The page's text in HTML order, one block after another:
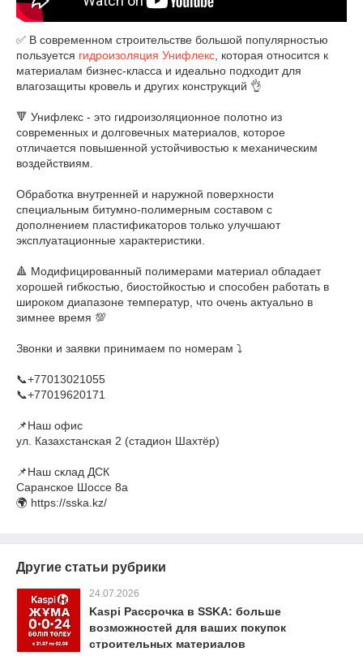
✅ В современном строительстве большой популярностью
пользуется гидроизоляция Унифлекс , которая относится к
материалам бизнес-класса и идеально подходит для
влагозащиты кровель и других конструкций 👌
🔻 Унифлекс - это гидроизоляционное полотно из
современных и долговечных материалов, которое
отличается повышенной устойчивостью к механическим
воздействиям.
Обработка внутренней и наружной поверхности
специальным битумно-полимерным составом с
дополнением пластификаторов только улучшают
эксплуатационные характеристики.
🔺️ Модифицированный полимерами материал обладает
хорошей гибкостью, биостойкостью и способен работать в
широком диапазоне температур, что очень актуально в
зимнее время 💯
Звонки и заявки принимаем по номерам ⤵️
📞+77013021055
📞+77019620171
📌Наш офис
ул. Казахстанская 2 (стадион Шахтёр)
📌Наш склад ДСК
Саранское Шоссе 8а
🌍 https://sska.kz/
Другие статьи рубрики
24.07.2026
Kaspi Рассрочка в SSKA: больше
возможностей для ваших покупок
строительных материалов